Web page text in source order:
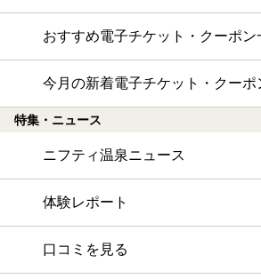
おすすめ電子チケット・クーポン
今月の新着電子チケット・クーポ
特集・ニュース
ニフティ温泉ニュース
体験レポート
口コミを見る